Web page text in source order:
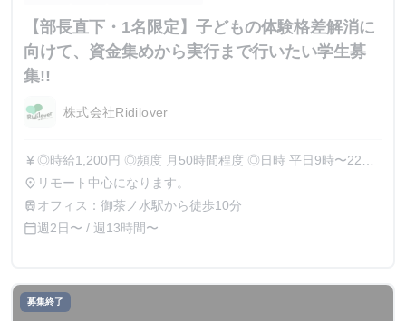
【部長直下・1名限定】子どもの体験格差解消に
向けて、資金集めから実行まで行いたい学生募
集!!
株式会社Ridilover
currency_yen ◎時給1,200円 ◎頻度 月50時間程度 ◎日時 平日9時〜22時
の中からタイムフレックスで柔軟に勤務可 ◎期間 最低6ヶ月
間から勤務可能です。（相談可） フレックス勤務で、かつ
す。 授業の合間の数時間を活用したり、授業終了後の夜の
ができます。 （※プログラム実施等でオフライン出社を求
める場合があります。）
place リモート中心になります。
train オフィス：御茶ノ水駅から徒歩10分
calendar_today週2日〜 / 週13時間〜
募集終了